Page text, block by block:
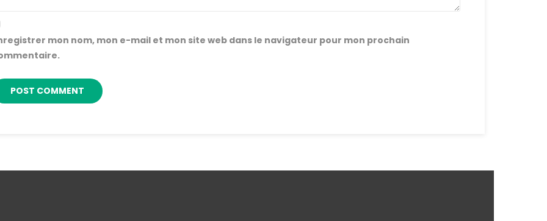
mon nom, mon e-mail et mon site web dans le navigateur pour mon prochain